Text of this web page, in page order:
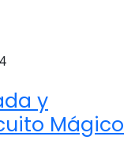
y
Mágico